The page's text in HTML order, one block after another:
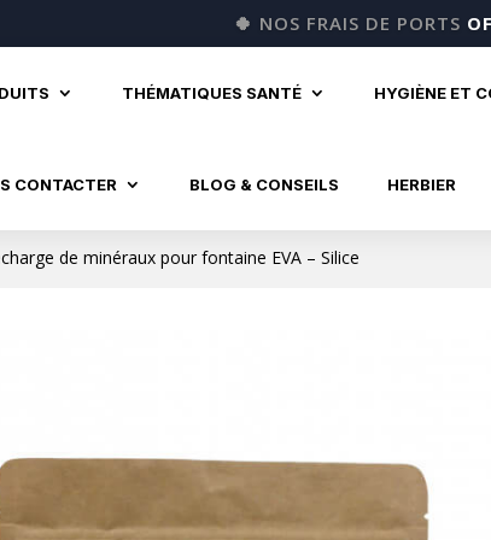
🍀 NOS FRAIS DE PORTS
THÉMATIQUES SANTÉ HYGIÈNE ET
CONTACTER BLOG & CONSEILS HERBIER
de minéraux pour fontaine EVA – Silice